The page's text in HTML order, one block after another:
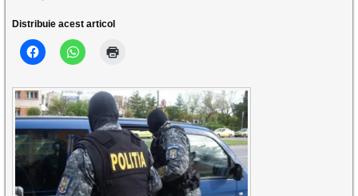
Distribuie acest articol